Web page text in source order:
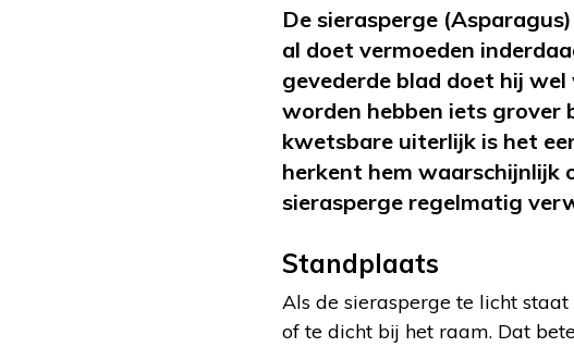
De sierasperge
al doet vermoeden
gevederde blad doet hij
worden hebben iets grover
kwetsbare uiterlijk is het
herkent hem waarschijnlijk
sierasperge regelmatig
Standplaats
Als de sierasperge te licht
of te dicht bij het raam. Dat